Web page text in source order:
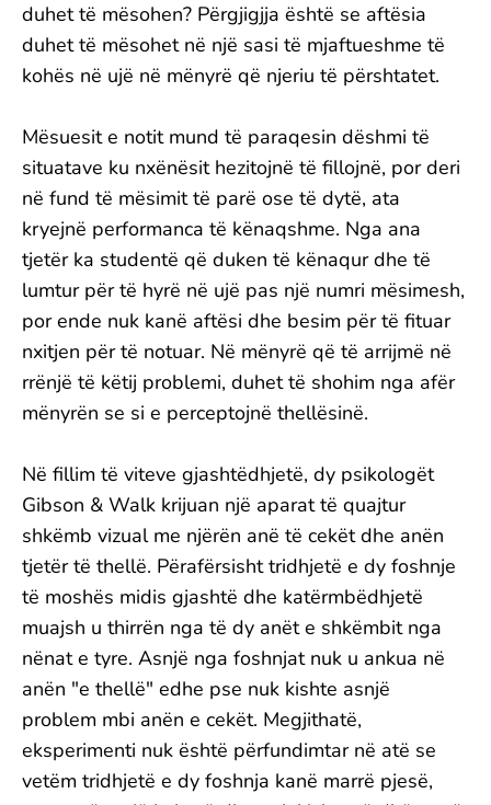
duhet të mësohen? Përgjigjja është se aftësia
duhet të mësohet në një sasi të mjaftueshme të
kohës në ujë në mënyrë që njeriu të përshtatet.
Mësuesit e notit mund të paraqesin dëshmi të
situatave ku nxënësit hezitojnë të fillojnë, por deri
në fund të mësimit të parë ose të dytë, ata
kryejnë performanca të kënaqshme. Nga ana
tjetër ka studentë që duken të kënaqur dhe të
lumtur për të hyrë në ujë pas një numri mësimesh,
por ende nuk kanë aftësi dhe besim për të fituar
nxitjen për të notuar. Në mënyrë që të arrijmë në
rrënjë të këtij problemi, duhet të shohim nga afër
mënyrën se si e perceptojnë thellësinë.
Në fillim të viteve gjashtëdhjetë, dy psikologët
Gibson & Walk krijuan një aparat të quajtur
shkëmb vizual me njërën anë të cekët dhe anën
tjetër të thellë. Përafërsisht tridhjetë e dy foshnje
të moshës midis gjashtë dhe katërmbëdhjetë
muajsh u thirrën nga të dy anët e shkëmbit nga
nënat e tyre. Asnjë nga foshnjat nuk u ankua në
anën "e thellë" edhe pse nuk kishte asnjë
problem mbi anën e cekët. Megjithatë,
eksperimenti nuk është përfundimtar në atë se
vetëm tridhjetë e dy foshnja kanë marrë pjesë,